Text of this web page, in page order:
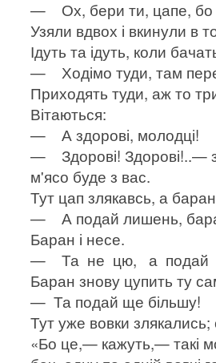
— Ох, бери ти, цапе, бо
Узяли вдвох і вкинули в
Ідуть та ідуть, коли
— Ходімо туди, там
Приходять туди, аж то
Вітаються:
— А здорові, молодці!
— Здорові! Здорові!..—
м'ясо буде з вас.
Тут цап злякавсь, а
— А подай лишень,
Баран і несе.
— Та не цю, а подай
Баран знову цупить ту
— Та подай ще більшу!
Тут уже вовки злякались;
«Бо це,— кажуть,— такі